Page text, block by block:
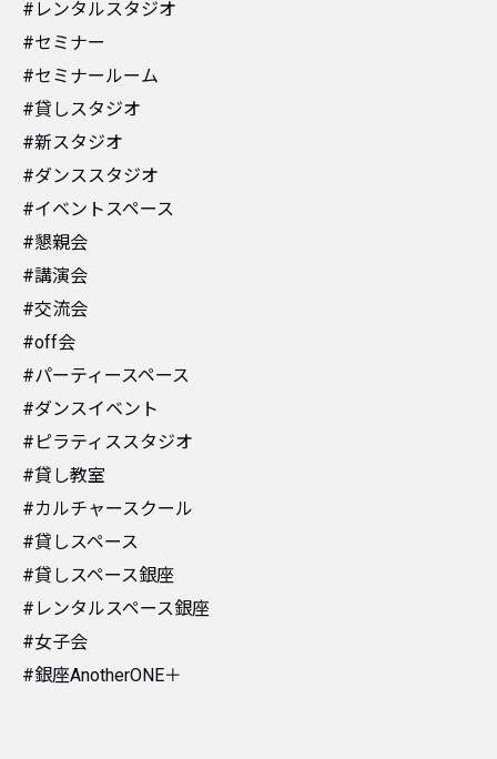
#レンタルスタジオ
#セミナー
#セミナールーム
#貸しスタジオ
#新スタジオ
#ダンススタジオ
#イベントスペース
#懇親会
#講演会
#交流会
#off会
#パーティースペース
#ダンスイベント
#ピラティススタジオ
#貸し教室
#カルチャースクール
#貸しスペース
#貸しスペース銀座
#レンタルスペース銀座
#女子会
#銀座AnotherONE＋